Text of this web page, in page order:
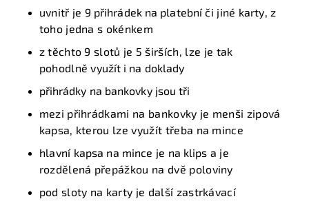
uvnitř je 9 přihrádek na platebníči jiné karty, z
toho jedna s okénkem
z těchto 9 slotů je 5 širších, lze je tak
pohodlněvyužít i na doklady
přihrádky na bankovky jsou tři
mezi přihrádkami na bankovky je menši zipová
kapsa, kterou lze využít třeba na mince
hlavní kapsa na mince je na klips a je
rozdělená přepážkou na dvě poloviny
pod sloty na karty je další zastrkávací